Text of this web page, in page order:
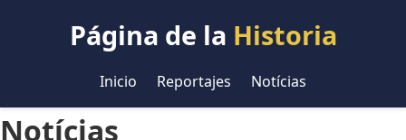
Página de la Historia
Inicio Reportajes Notícias
Notícias